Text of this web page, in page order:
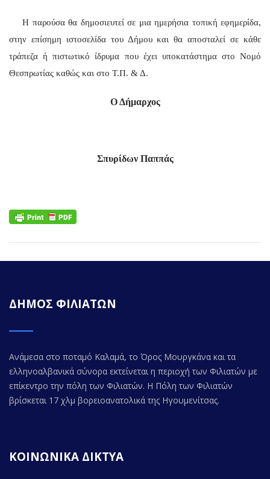
Η παρούσα θα δημοσιευτεί σε μια ημερήσια τοπική εφημερίδα,
στην επίσημη ιστοσελίδα του Δήμου και θα αποσταλεί σε κάθε
τράπεζα ή πιστωτικό ίδρυμα που έχει υποκατάστημα στο Νομό
Θεσπρωτίας καθώς και στο Τ.Π. & Δ.
Ο Δήμαρχος
Σπυρίδων Παππάς
ΔΗΜΟΣ ΦΙΛΙΑΤΩΝ
Ανάμεσα στο ποταμό Καλαμά, το Όρος Μουργκάνα και τα
ελληνοαλβανικά σύνορα εκτείνεται η περιοχή των Φιλιατών με
επίκεντρο την πόλη των Φιλιατών. Η Πόλη των Φιλιατών
βρίσκεται 17 χλμ βορειοανατολικά της Ηγουμενίτσας.
ΚΟΙΝΩΝΙΚΑ ΔΙΚΤΥΑ